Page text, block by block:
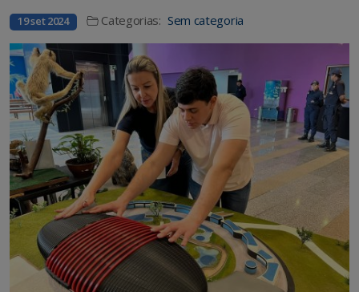
19 set 2024 Categorias: Sem categoria